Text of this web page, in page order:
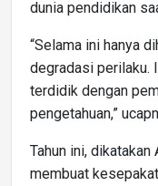
dunia pendidikan
“Selama ini hanya
degradasi perilaku.
terdidik dengan
pengetahuan,”
Tahun ini,
membuat